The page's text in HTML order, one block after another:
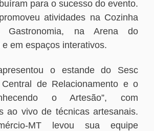
para o sucesso do evento.
atividades na Cozinha
Gastronomia, na Arena do
em espaços interativos.
o estande do Sesc
de Relacionamento e o
o Artesão”, com
ao vivo de técnicas artesanais.
MT levou sua equipe